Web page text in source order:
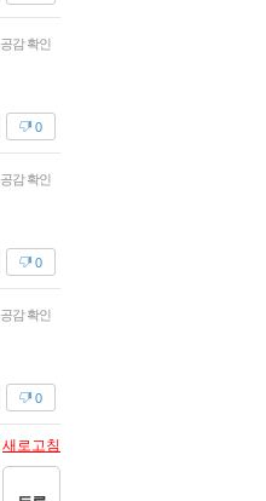
공감 확인
0
공감 확인
0
공감 확인
0
새로고침